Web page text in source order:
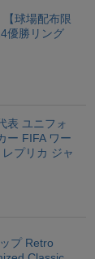
球場配布限
優勝リング
表 ユニフォ
ー FIFA ワー
プリカ ジャ
プ Retro